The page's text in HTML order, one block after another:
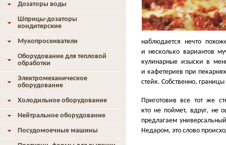
наблюдается нечто
и несколько вариантов
кулинарные изыски в
и кафетериев при
стейк. Собственно,
Приготовив все тот же
кто не поймет, вдруг, не
предлагаем
Недаром, это слово
Дозаторы воды
Шприцы-дозаторы
кондитерские
Мукопросеиватели
Оборудование для тепловой
обработки
Электромеханическое
оборудование
Холодильное оборудование
Нейтральное оборудование
Посудомоечные машины